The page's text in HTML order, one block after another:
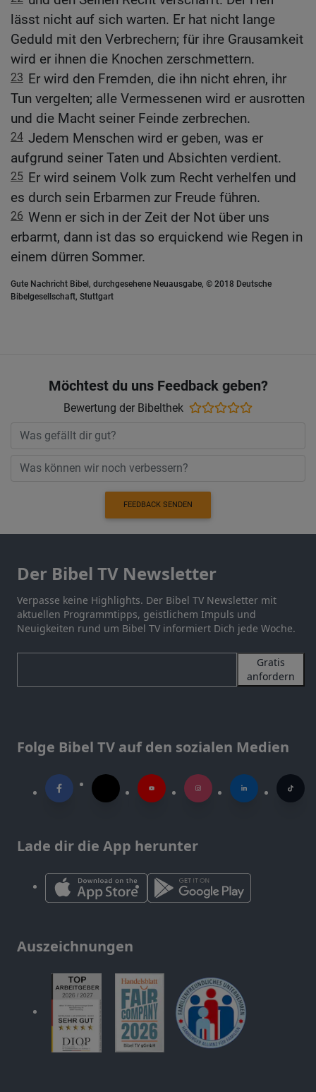
lässt nicht auf sich warten. Er hat nicht lange
Geduld mit den Verbrechern; für ihre Grausamkeit
wird er ihnen die Knochen zerschmettern.
23 Er wird den Fremden, die ihn nicht ehren, ihr
Tun vergelten; alle Vermessenen wird er ausrotten
und die Macht seiner Feinde zerbrechen.
24 Jedem Menschen wird er geben, was er
aufgrund seiner Taten und Absichten verdient.
25 Er wird seinem Volk zum Recht verhelfen und
es durch sein Erbarmen zur Freude führen.
26 Wenn er sich in der Zeit der Not über uns
erbarmt, dann ist das so erquickend wie Regen in
einem dürren Sommer.
Gute Nachricht Bibel, durchgesehene Neuausgabe, © 2018 Deutsche
Bibelgesellschaft, Stuttgart
Möchtest du uns Feedback geben?
Bewertung der Bibelthek
FEEDBACK SENDEN
Der Bibel TV Newsletter
Verpasse keine Highlights. Der Bibel TV Newsletter mit
aktuellen Programmtipps, geistlichem Impuls und
Neuigkeiten rund um Bibel TV informiert Dich jede Woche.
Gratis
anfordern
Folge Bibel TV auf den sozialen Medien
Lade dir die App herunter
Auszeichnungen